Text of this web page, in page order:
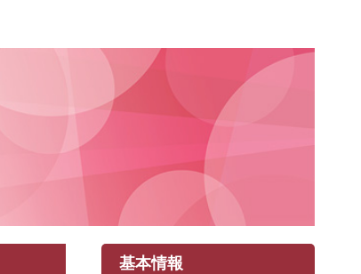
基本情報